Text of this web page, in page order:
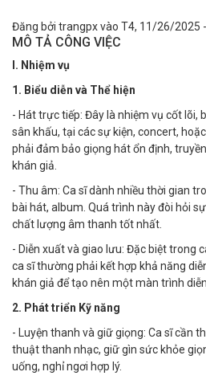
Đăng bởi trangpxvào T4, 11/26/2025
MÔ TẢ CÔNG VIỆC
I. Nhiệm vụ
1. Biểu diễn và Thể hiện
- Hát trực tiếp: Đây là nhiệm vụ cốt lõi,
sân khấu, tại các sự kiện, concert,
phải đảm bảo giọng hát ổn định,
khán giả.
- Thu âm: Ca sĩ dành nhiều thời gian
bài hát, album. Quá trình này đòi hỏi
chất lượng âm thanh tốt nhất.
- Diễn xuất và giao lưu: Đặc biệt trong
ca sĩ thường phải kết hợp khả năng
khán giả để tạo nên một màn trình
2. Phát triển Kỹ năng
- Luyện thanh và giữ giọng: Ca sĩ cần
thuật thanh nhạc, giữ gìn sức khỏe
uống, nghỉ ngơi hợp lý.